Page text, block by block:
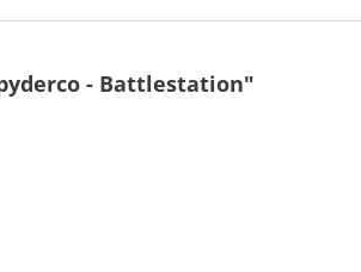
- Battlestation"